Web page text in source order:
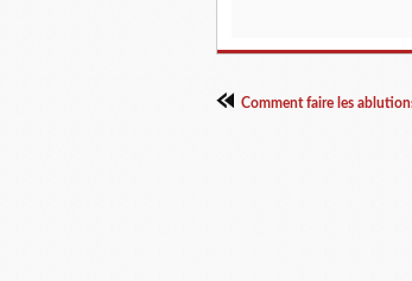
Comment faire les